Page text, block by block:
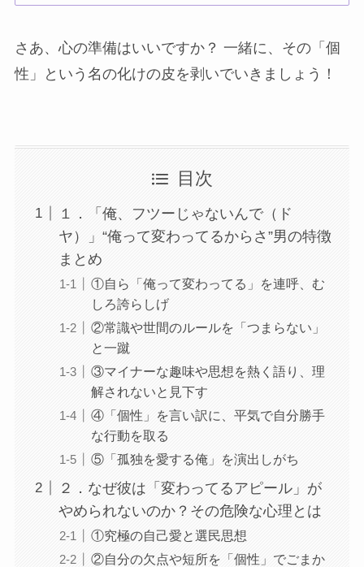
さあ、心の準備はいいですか？ 一緒に、その「個
性」という名の化けの皮を剥いでいきましょう！
目次
１．「俺、フツーじゃないんで（ド
ヤ）」“俺って変わってるからさ”男の特徴
まとめ
①自ら「俺って変わってる」を連呼、む
しろ誇らしげ
②常識や世間のルールを「つまらない」
と一蹴
③マイナーな趣味や思想を熱く語り、理
解されないと見下す
④「個性」を言い訳に、平気で自分勝手
な行動を取る
⑤「孤独を愛する俺」を演出しがち
２．なぜ彼は「変わってるアピール」が
やめられないのか？その危険な心理とは
①究極の自己愛と選民思想
②自分の欠点や短所を「個性」でごまか